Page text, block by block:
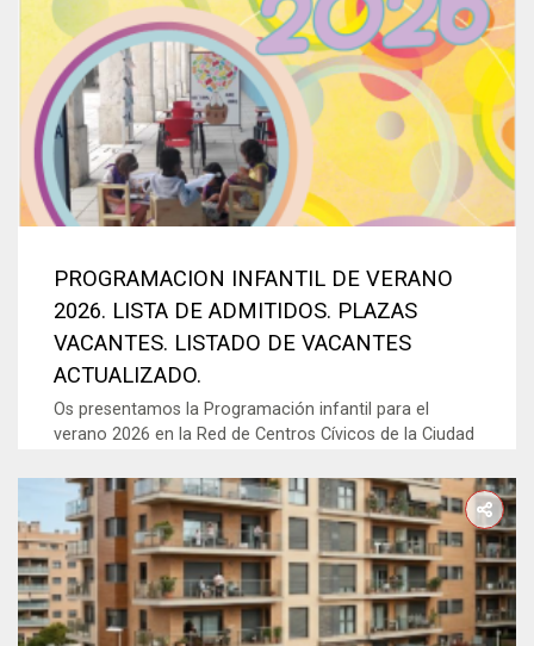
PROGRAMACION INFANTIL DE VERANO
2026. LISTA DE ADMITIDOS. PLAZAS
VACANTES. LISTADO DE VACANTES
ACTUALIZADO.
Os presentamos la Programación infantil para el
verano 2026 en la Red de Centros Cívicos de la Ciudad